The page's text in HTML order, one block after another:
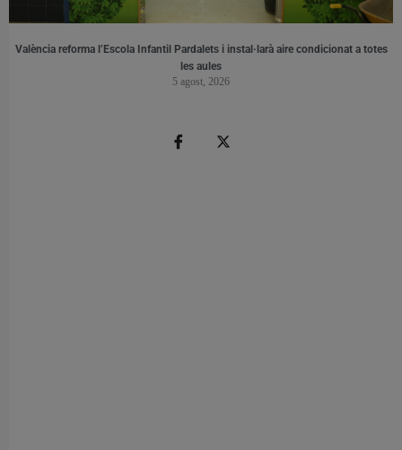
València reforma l’Escola Infantil Pardalets i instal·larà aire condicionat a totes
les aules
5 agost, 2026